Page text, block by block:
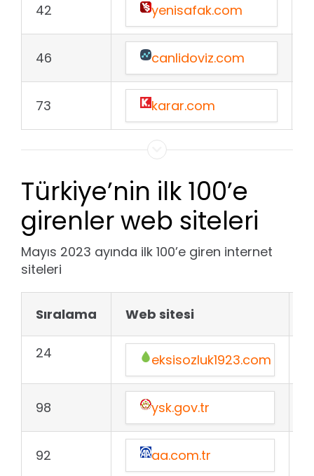
42 yenisafak.com
46 canlidoviz.com
73 karar.com
Türkiye’nin ilk 100’e
girenler web siteleri
Mayıs 2023 ayında ilk 100’e giren internet
siteleri
Sıralama Web sitesi
24 eksisozluk1923.com
98 ysk.gov.tr
92 aa.com.tr